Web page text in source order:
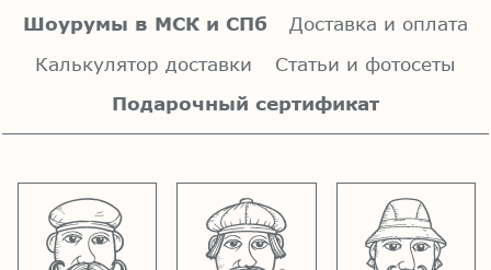
Шоурумы в МСК и СПб
Доставка и оплата
Калькулятор доставки
Статьи и фотосеты
Подарочный сертификат